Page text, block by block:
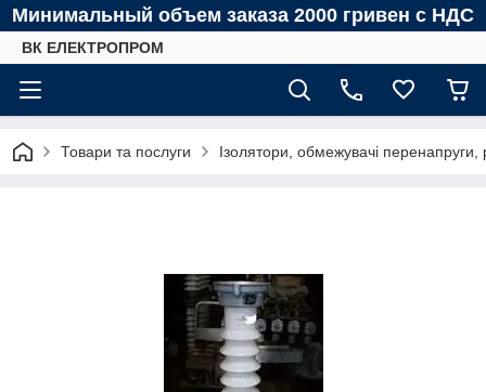
Минимальный объем заказа 2000 гривен с НДС
ВК ЕЛЕКТРОПРОМ
Товари та послуги Ізолятори, обмежувачі